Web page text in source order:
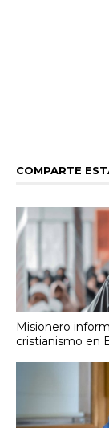
COMPARTE
Misionero
cristianismo en